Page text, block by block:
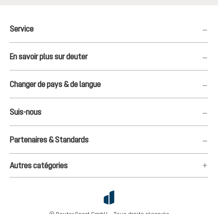
Service
En savoir plus sur deuter
Changer de pays & de langue
Suis-nous
Partenaires & Standards
Autres catégories